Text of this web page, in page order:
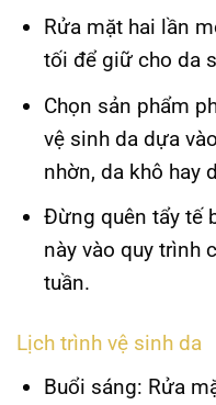
Rửa mặt hai lần
tối để giữ cho da
Chọn sản phẩm
vệ sinh da dựa
nhờn, da khô hay
Đừng quên tẩy tế
này vào quy trình
tuần.
Lịch trình vệ sinh da
Buổi sáng: Rửa